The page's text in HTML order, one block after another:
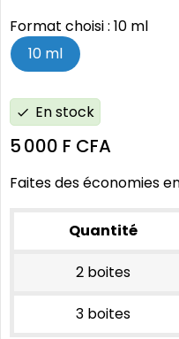
Format choisi : 10 ml
10 ml
check En stock
5 000 F CFA
Faites des économies
Quantité
2 boites
3 boites